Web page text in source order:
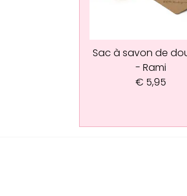
Sac à savon de
- Rami
€5,95